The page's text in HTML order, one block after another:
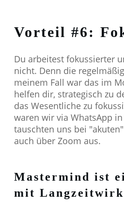
Vorteil #6:
Du arbeitest fokussierter
nicht. Denn die
meinem Fall war das im
helfen dir, strategisch zu
das Wesentliche zu
waren wir via WhatsApp
tauschten uns bei
auch über Zoom aus.
Mastermind ist
mit